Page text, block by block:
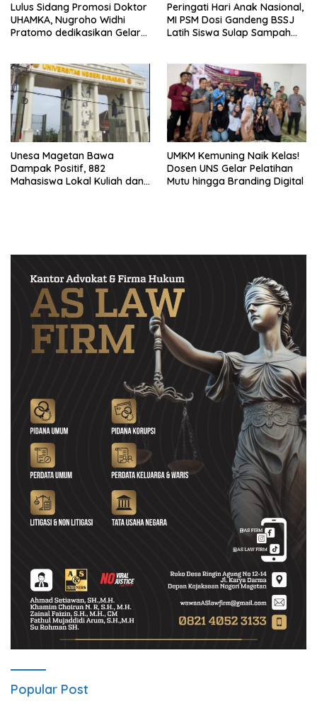
Lulus Sidang Promosi Doktor
UHAMKA, Nugroho Widhi
Pratomo dedikasikan Gelar
Peringati Hari Anak Nasional,
MI PSM Dosi Gandeng BSSJ
Latih Siswa Sulap Sampah
Unesa Magetan Bawa
Dampak Positif, 882
Mahasiswa Lokal Kuliah dan
UMKM Kemuning Naik Kelas!
Dosen UNS Gelar Pelatihan
Mutu hingga Branding Digital
Popular Post